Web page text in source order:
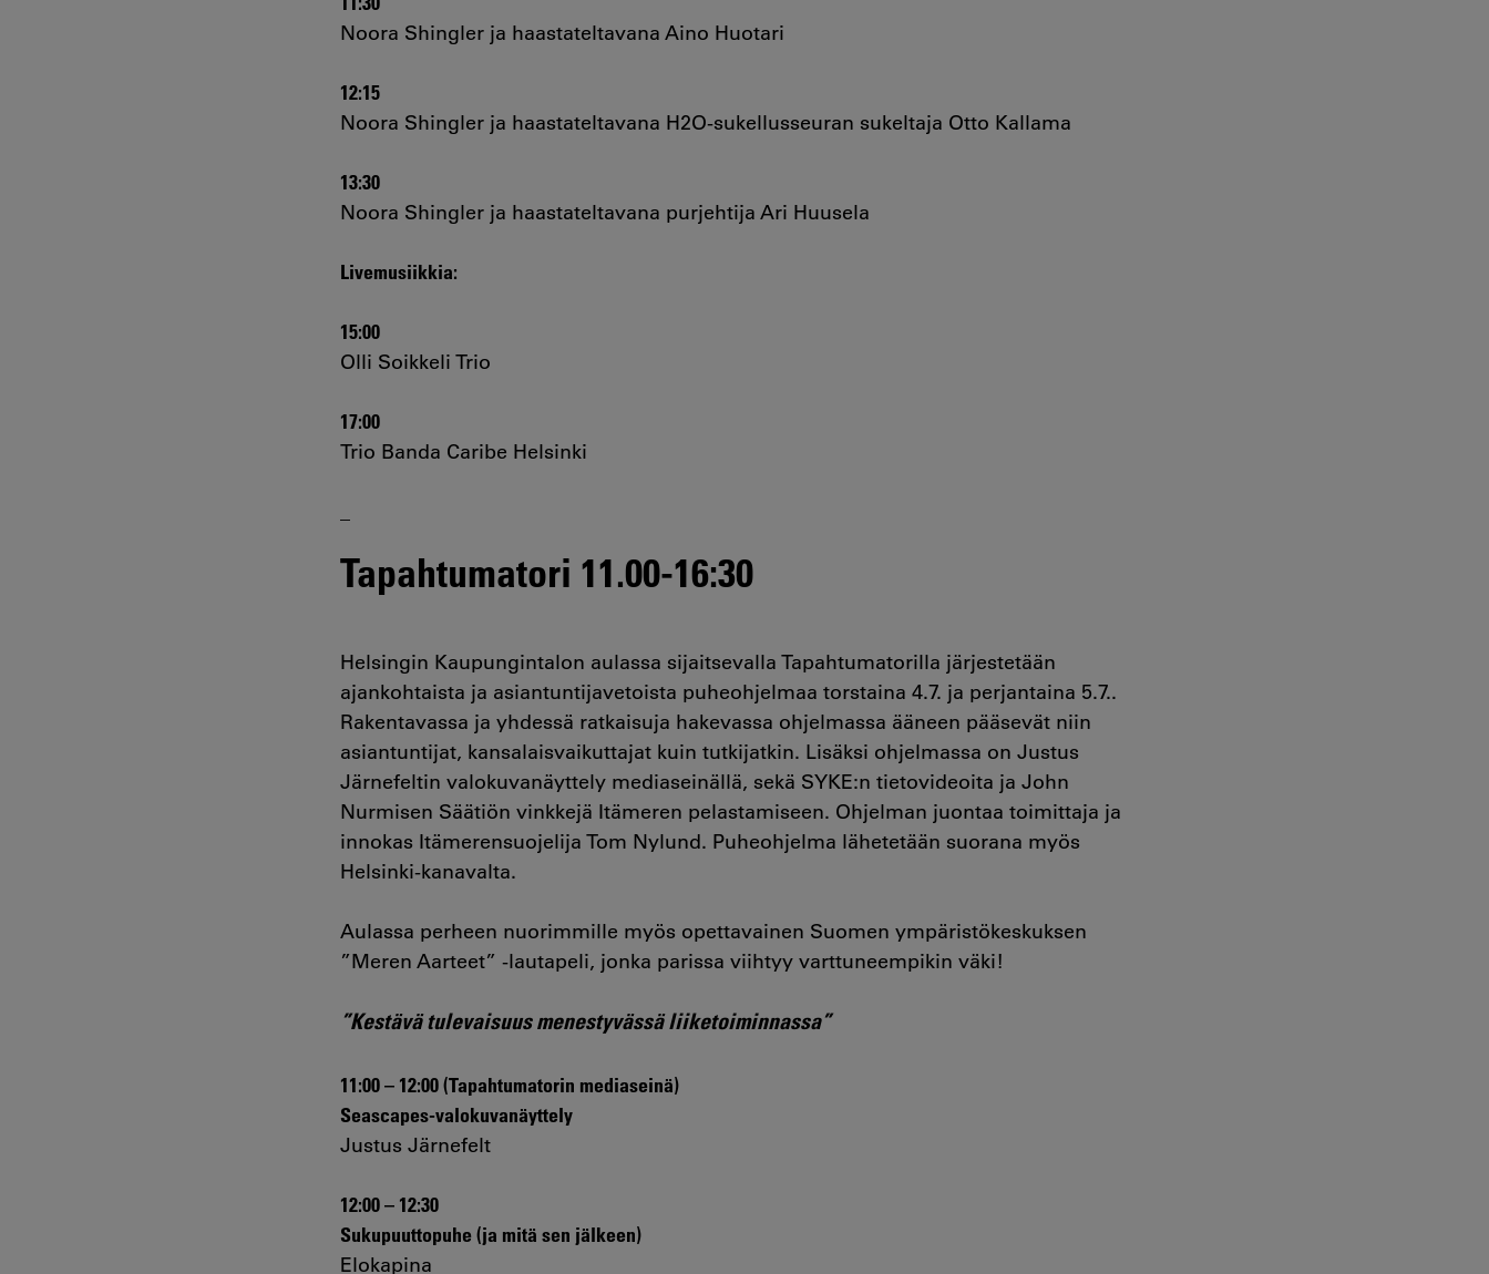
Noora Shingler ja haastateltavana Aino Huotari
12:15
Noora Shingler ja haastateltavana H2O-sukellusseuran sukeltaja Otto Kallama
13:30
Noora Shingler ja haastateltavana purjehtija Ari Huusela
Livemusiikkia:
15:00
Olli Soikkeli Trio
17:00
Trio Banda Caribe Helsinki
Tapahtumatori 11.00-16:30
Helsingin Kaupungintalon aulassa sijaitsevalla Tapahtumatorilla järjestetään
ajankohtaista ja asiantuntijavetoista puheohjelmaa torstaina 4.7. ja perjantaina 5.7..
Rakentavassa ja yhdessä ratkaisuja hakevassa ohjelmassa ääneen pääsevät niin
asiantuntijat, kansalaisvaikuttajat kuin tutkijatkin. Lisäksi ohjelmassa on Justus
Järnefeltin valokuvanäyttely mediaseinällä, sekä SYKE:n tietovideoita ja John
Nurmisen Säätiön vinkkejä Itämeren pelastamiseen. Ohjelman juontaa toimittaja ja
innokas Itämerensuojelija Tom Nylund. Puheohjelma lähetetään suorana myös
Helsinki-kanavalta.
Aulassa perheen nuorimmille myös opettavainen Suomen ympäristökeskuksen
”Meren Aarteet” -lautapeli, jonka parissa viihtyy varttuneempikin väki!
”Kestävä tulevaisuus menestyvässä liiketoiminnassa”
11:00 – 12:00 (Tapahtumatorin mediaseinä)
Seascapes-valokuvanäyttely
Justus Järnefelt
12:00 – 12:30
Sukupuuttopuhe (ja mitä sen jälkeen)
Elokapina